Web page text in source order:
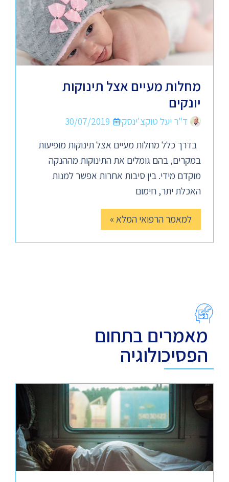
מחלות מעיים אצל תינוקות
יונקים
ד"ר יעל טוקצ'ינסקי
30/07/2019
בדרך כלל מחלות מעיים אצל תינוקות מופיעות
במקרים, בהם גומלים את התינוקות מההנקה
מוקדם מידי. בין סיבות אחרות אפשר למנות
האכלת יתר, חימום
למאמר הרפואי המלא »
מאמרים בתחום
הפסיכולוגיה